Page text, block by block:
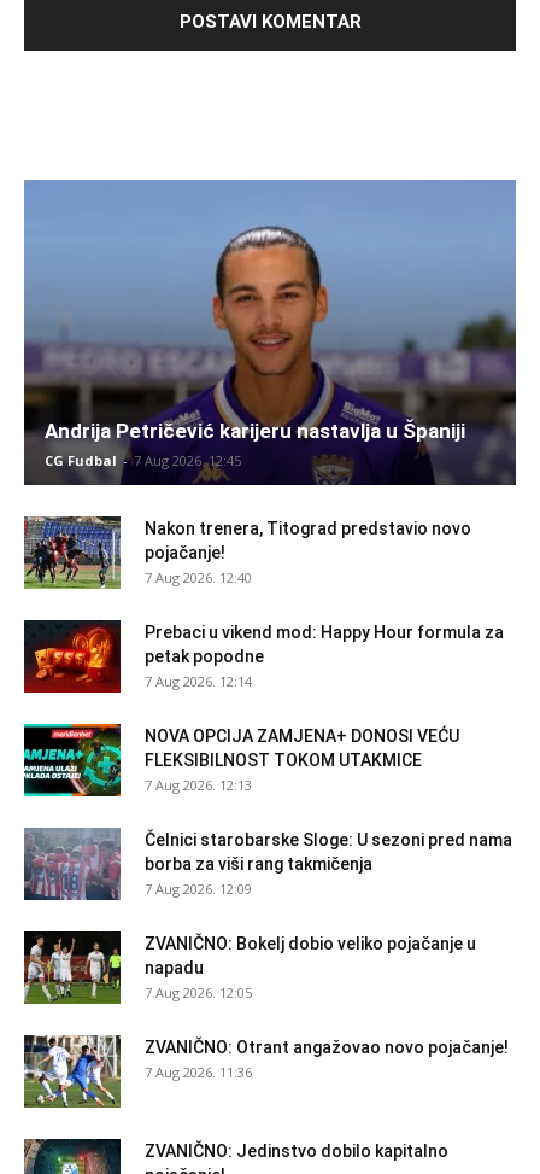
Andrija Petričević karijeru nastavlja u Španiji
CG Fudbal - 7 Aug 2026. 12:45
Nakon trenera, Titograd predstavio novo
pojačanje!
7 Aug 2026. 12:40
Prebaci u vikend mod: Happy Hour formula za
petak popodne
7 Aug 2026. 12:14
NOVA OPCIJA ZAMJENA+ DONOSI VEĆU
FLEKSIBILNOST TOKOM UTAKMICE
7 Aug 2026. 12:13
Čelnici starobarske Sloge: U sezoni pred nama
borba za viši rang takmičenja
7 Aug 2026. 12:09
ZVANIČNO: Bokelj dobio veliko pojačanje u
napadu
7 Aug 2026. 12:05
ZVANIČNO: Otrant angažovao novo pojačanje!
7 Aug 2026. 11:36
ZVANIČNO: Jedinstvo dobilo kapitalno